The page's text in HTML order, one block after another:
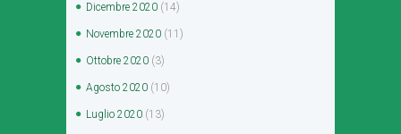
Dicembre 2020 (14)
Novembre 2020 (11)
Ottobre 2020 (3)
Agosto 2020 (10)
Luglio 2020 (13)